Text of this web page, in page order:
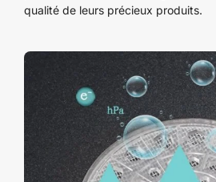
qualité de leurs précieux produits.